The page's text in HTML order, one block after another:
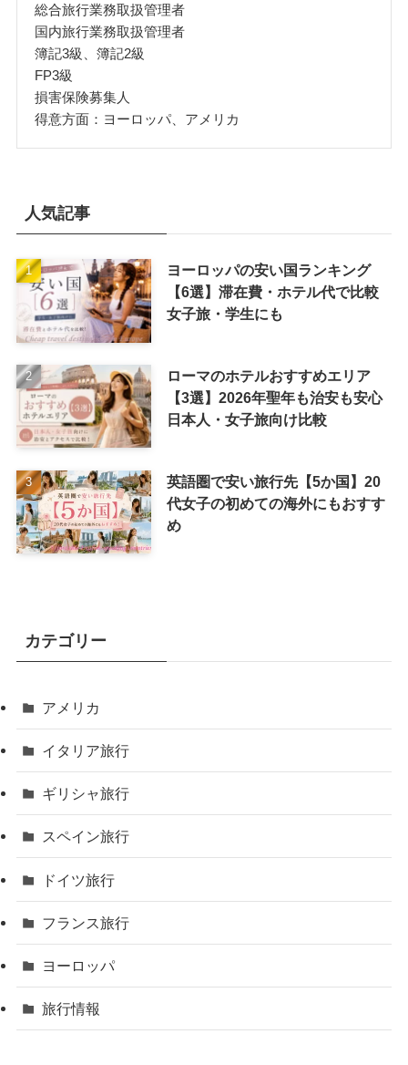
総合旅行業務取扱管理者
国内旅行業務取扱管理者
簿記3級、簿記2級
FP3級
損害保険募集人
得意方面：ヨーロッパ、アメリカ
人気記事
ヨーロッパの安い国ランキング
【6選】滞在費・ホテル代で比較
女子旅・学生にも
ローマのホテルおすすめエリア
【3選】2026年聖年も治安も安心
日本人・女子旅向け比較
英語圏で安い旅行先【5か国】20
代女子の初めての海外にもおすす
め
カテゴリー
アメリカ
イタリア旅行
ギリシャ旅行
スペイン旅行
ドイツ旅行
フランス旅行
ヨーロッパ
旅行情報